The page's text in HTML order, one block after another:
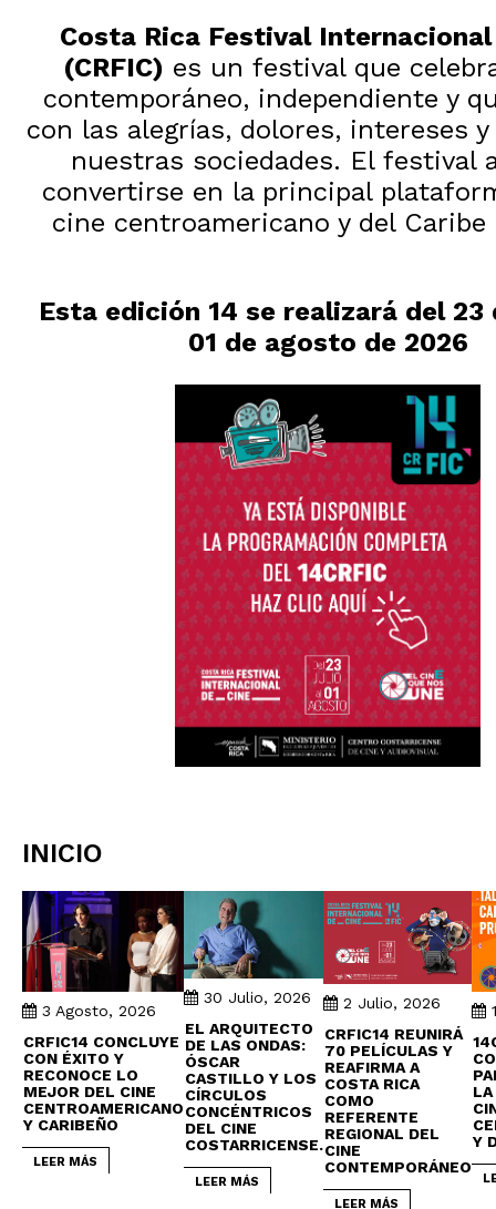
Costa Rica Festival Internacional
(CRFIC) es un festival que
contemporáneo, independiente y
con las alegrías, dolores, intereses y
nuestras sociedades. El festival
convertirse en la principal
cine centroamericano y del Caribe
Esta edición 14 se realizará del 23
01 de agosto de 2026
INICIO
3 Agosto, 2026
CRFIC14 CONCLUYE
CON ÉXITO Y
RECONOCE LO
MEJOR DEL CINE
CENTROAMERICANO
Y CARIBEÑO
LEER MÁS
30 Julio, 2026
EL ARQUITECTO
DE LAS ONDAS:
ÓSCAR
CASTILLO Y LOS
CÍRCULOS
CONCÉNTRICOS
DEL CINE
COSTARRICENSE.
LEER MÁS
2 Julio, 2026
CRFIC14 REUNIRÁ
70 PELÍCULAS Y
REAFIRMA A
COSTA RICA
COMO
REFERENTE
REGIONAL DEL
CINE
CONTEMPORÁNEO
LEER MÁS
Y